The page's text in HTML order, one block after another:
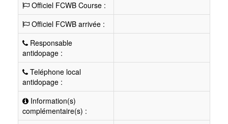
Officiel FCWB Course :
Officiel FCWB arrivée :
Responsable
antidopage :
Teléphone local
antidopage :
Information(s)
complémentaire(s) :